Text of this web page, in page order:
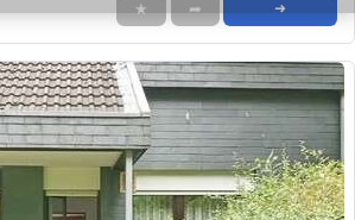
★ ➦ ➜